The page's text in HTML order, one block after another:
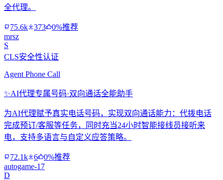
全代理。
75.6k 373
0%推荐
mrsz
S
CLS安全性认证
Agent Phone Call
✨AI代理专属号码·双向通话全能助手
为AI代理赋予真实电话号码，实现双向通话能力：代拨电话
完成预订/客服等任务，同时充当24小时智能接线员接听来
电，支持多语言与自定义应答策略。
72.1k 6
0%推荐
autogame-17
D